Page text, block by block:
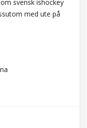
svensk ishockey
med ute på